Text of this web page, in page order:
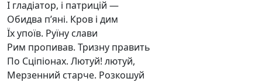
І гладіатор, і патрицій —
Обидва п’яні. Кров і дим
Їх упоїв. Руїну слави
Рим пропивав. Тризну править
По Сціпіонах. Лютуй! лютуй,
Мерзенний старче. Розкошуй